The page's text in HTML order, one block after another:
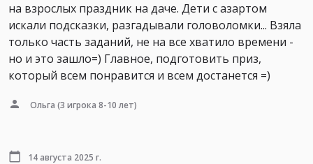
на взрослых праздник на даче. Дети с азартом
искали подсказки, разгадывали головоломки... Взяла
только часть заданий, не на все хватило времени -
но и это зашло=) Главное, подготовить приз,
который всем понравится и всем достанется =)
Ольга (3 игрока 8-10 лет)
14 августа 2025 г.